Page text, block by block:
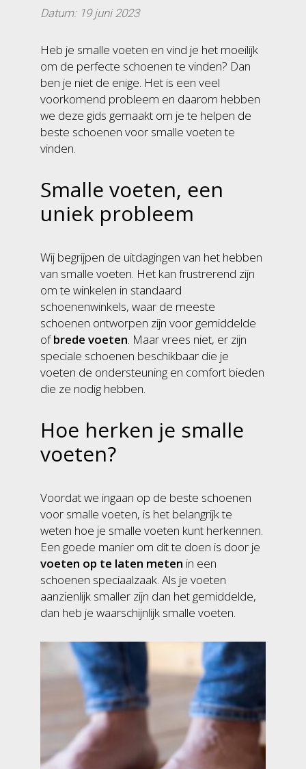
Datum: 19 juni 2023
Heb je smalle voeten en vind je het moeilijk
om de perfecte schoenen te vinden? Dan
ben je niet de enige. Het is een veel
voorkomend probleem en daarom hebben
we deze gids gemaakt om je te helpen de
beste schoenen voor smalle voeten te
vinden.
Smalle voeten, een
uniek probleem
Wij begrijpen de uitdagingen van het hebben
van smalle voeten. Het kan frustrerend zijn
om te winkelen in standaard
schoenenwinkels, waar de meeste
schoenen ontworpen zijn voor gemiddelde
ofbrede voeten. Maar vrees niet, er zijn
speciale schoenen beschikbaar die je
voeten de ondersteuning en comfort bieden
die ze nodig hebben.
Hoe herken je smalle
voeten?
Voordat we ingaan op de beste schoenen
voor smalle voeten, is het belangrijk te
weten hoe je smalle voeten kunt herkennen.
Een goede manier om dit te doen is door je
voeten op te laten meten in een
schoenen speciaalzaak. Als je voeten
aanzienlijk smaller zijn dan het gemiddelde,
dan heb je waarschijnlijk smalle voeten.